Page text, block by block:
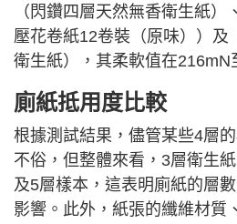
（閃鑽四層天然無香衛生紙）
壓花卷紙12卷裝（原味））及
衛生紙），其柔軟值在216mN
廁紙抵用度比較
根據測試結果，儘管某些4層
不俗，但整體來看，3層衛生
及5層樣本，這表明廁紙的層
影響。此外，紙張的纖維材質